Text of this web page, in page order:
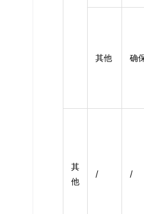
其他 确
其
他
/ /